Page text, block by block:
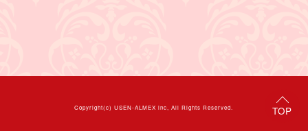
Copyright(c)USEN-ALMEX inc, All Rights Reserved.